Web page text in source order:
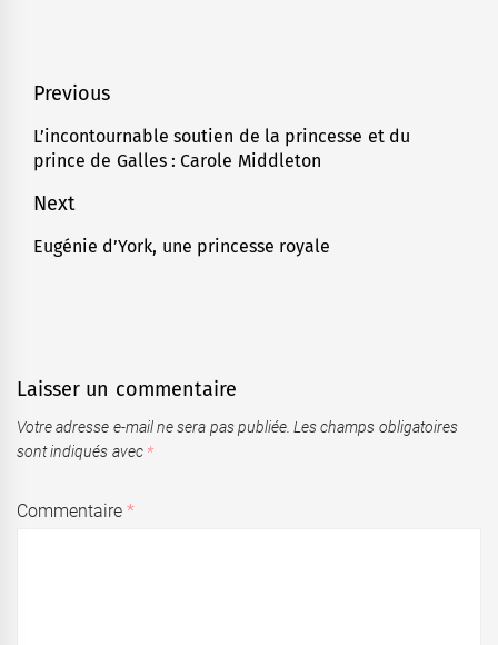
Navigation
de
l’article
Previous
Previous
post:
L’incontournable soutien de la princesse et du
prince de Galles : Carole Middleton
Next
Next
Eugénie d’York, une princesse royale
Laisser un commentaire
Votre adresse e-mail ne sera pas publiée. Les champs obligatoires
sont indiqués avec *
Commentaire*